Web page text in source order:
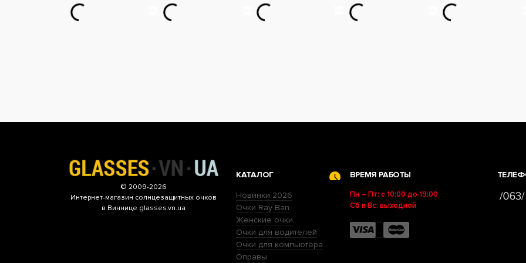
© 2009-2026
Интернет-магазин солнцезащитных очков
в Виннице glasses.vn.ua
КАТАЛОГ
Новинки 2026
Очки Ray Ban
Женские очки
Очки для водителей
Очки для компьютера
Оправы
ВРЕМЯ РАБОТЫ
Пн – Пт: с 10:00 до 19:00
Сб и Вс: выходной